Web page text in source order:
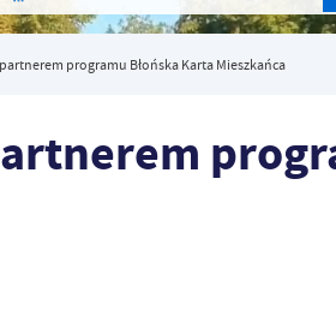
programu Błońska Karta Mieszkańca